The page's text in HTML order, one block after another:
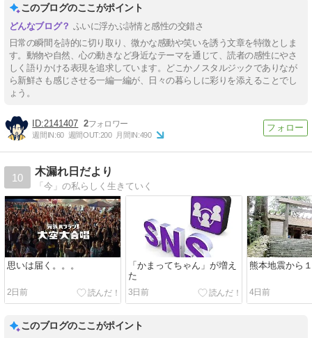
このブログのここがポイント
ふいに浮かぶ詩情と感性の交錯さ
日常の瞬間を詩的に切り取り、微かな感動や笑いを誘う文章を特徴としま
す。動物や自然、心の動きなど身近なテーマを通じて、読者の感性にやさ
しく語りかける表現を追求しています。どこかノスタルジックでありなが
ら新鮮さも感じさせる一編一編が、日々の暮らしに彩りを添えることでし
ょう。
2141407 2
週間IN:60 週間OUT:200 月間IN:490
10
木漏れ日だより
「今」の私らしく生きていく
思いは届く。。。
2日前
「かまってちゃん」が増え
た
3日前
熊本地震から
4日前
このブログのここがポイント